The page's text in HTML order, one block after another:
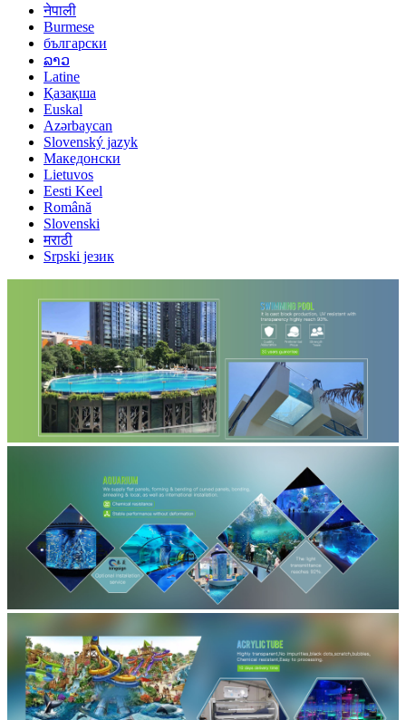
नेपाली
Burmese
български
ລາວ
Latine
Қазақша
Euskal
Azərbaycan
Slovenský jazyk
Македонски
Lietuvos
Eesti Keel
Română
Slovenski
मराठी
Srpski језик